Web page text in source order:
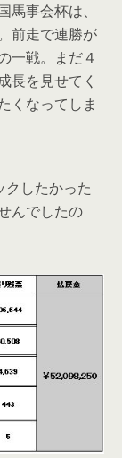
事会杯は、
前走で連勝が
一戦。まだ４
長を見せてく
くなってしま
したかった
んでしたの